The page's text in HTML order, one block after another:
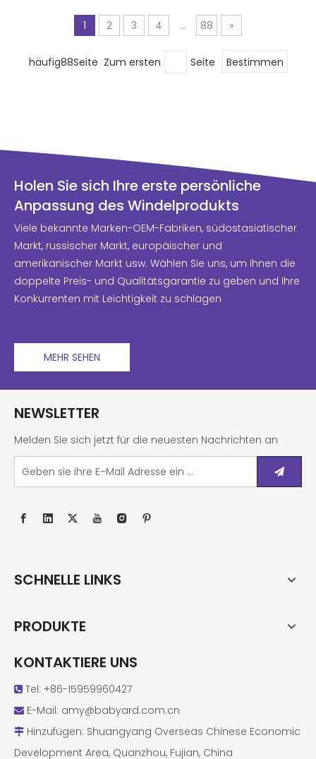
1 2 3 4 ... 88 »
häufig88Seite Zum ersten Seite Bestimmen
Holen Sie sich Ihre erste persönliche
Anpassung des Windelprodukts
Viele bekannte Marken-OEM-Fabriken, südostasiatischer
Markt, russischer Markt, europäischer und
amerikanischer Markt usw. Wählen Sie uns, um Ihnen die
doppelte Preis- und Qualitätsgarantie zu geben und Ihre
Konkurrenten mit Leichtigkeit zu schlagen
MEHR SEHEN
NEWSLETTER
Melden Sie sich jetzt für die neuesten Nachrichten an
SCHNELLE LINKS
PRODUKTE
KONTAKTIERE UNS
 Tel: +86-15959960427
 E-Mail: amy@babyard.com.cn
 Hinzufügen: Shuangyang Overseas Chinese Economic
Development Area, Quanzhou, Fujian, China